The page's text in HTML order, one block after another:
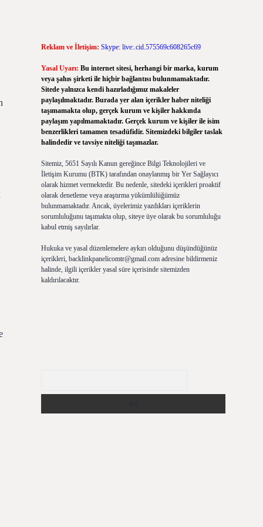
Reklam ve İletişim: Skype: live:.cid.575569c608265c69
Yasal Uyarı: Bu internet sitesi, herhangi bir marka, kurum
veya şahıs şirketi ile hiçbir bağlantısı bulunmamaktadır.
Sitede yalnızca kendi hazırladığımız makaleler
paylaşılmaktadır. Burada yer alan içerikler haber niteliği
taşımamakta olup, gerçek kurum ve kişiler hakkında
paylaşım yapılmamaktadır. Gerçek kurum ve kişiler ile isim
benzerlikleri tamamen tesadüfidir. Sitemizdeki bilgiler taslak
halindedir ve tavsiye niteliği taşımazlar.
Sitemiz, 5651 Sayılı Kanun gereğince Bilgi Teknolojileri ve
İletişim Kurumu (BTK) tarafından onaylanmış bir Yer Sağlayıcı
olarak hizmet vermektedir. Bu nedenle, sitedeki içerikleri proaktif
olarak denetleme veya araştırma yükümlülüğümüz
bulunmamaktadır. Ancak, üyelerimiz yazdıkları içeriklerin
sorumluluğunu taşımakta olup, siteye üye olarak bu sorumluluğu
kabul etmiş sayılırlar.
Hukuka ve yasal düzenlemelere aykırı olduğunu düşündüğünüz
içerikleri, backlinkpanelicomtr@gmail.comadresine bildirmeniz
halinde, ilgili içerikler yasal süre içerisinde sitemizden
kaldırılacaktır.